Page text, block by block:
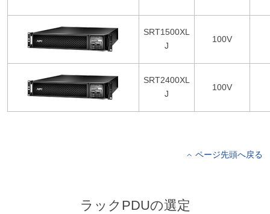
SRT1500XL
J
100V
SRT2400XL
J
100V
ページ先頭へ戻る
ラックPDUの選定